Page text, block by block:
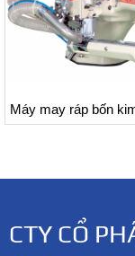
Máy may ráp bốn
CTY CỔ